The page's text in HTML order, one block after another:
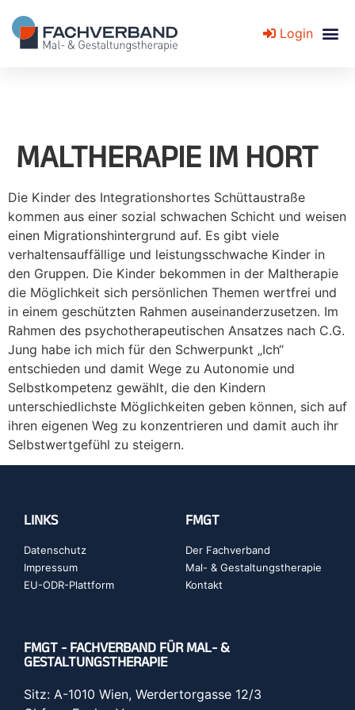
Login
MALTHERAPIE IM HORT
Die Kinder des Integrationshortes Schüttaustraße
kommen aus einer sozial schwachen Schicht und weisen
einen Migrationshintergrund auf. Es gibt viele
verhaltensauffällige und leistungsschwache Kinder in
den Gruppen. Die Kinder bekommen in der Maltherapie
die Möglichkeit sich persönlichen Themen wertfrei und
in einem geschützten Rahmen auseinanderzusetzen. Im
Rahmen des psychotherapeutischen Ansatzes nach C.G.
Jung habe ich mich für den Schwerpunkt „Ich“
entschieden und damit Wege zu Autonomie und
Selbstkompetenz gewählt, die den Kindern
unterschiedlichste Möglichkeiten geben können, sich auf
ihren eigenen Weg zu konzentrieren und damit auch ihr
Selbstwertgefühl zu steigern.
LINKS
Datenschutz
Impressum
EU-ODR-Plattform
FMGT
Der Fachverband
Mal- & Gestaltungstherapie
Kontakt
FMGT - FACHVERBAND FÜR MAL- &
GESTALTUNGSTHERAPIE
Sitz: A-1010 Wien, Werdertorgasse 12/3